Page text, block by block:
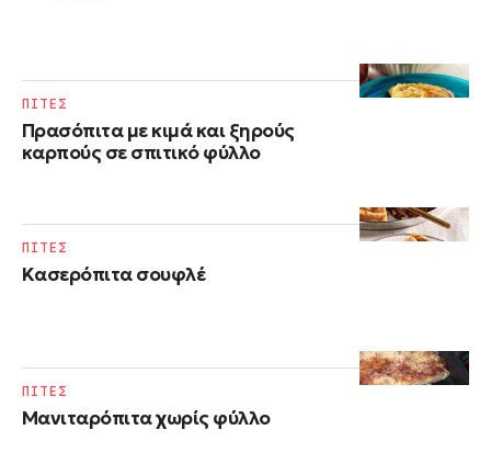
Πρασόπιτα με κιμά και ξηρούς
καρπούς σε σπιτικό φύλλο
ΠΙΤΕΣ
Kασερόπιτα σουφλέ
ΠΙΤΕΣ
Μανιταρόπιτα χωρίς φύλλο
ΠΙΤΕΣ